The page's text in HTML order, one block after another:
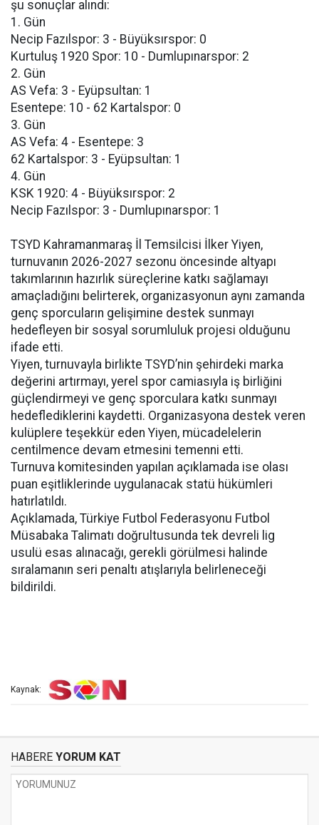
şu sonuçlar alındı:
1. Gün
Necip Fazılspor: 3 - Büyüksırspor: 0
Kurtuluş 1920 Spor: 10 - Dumlupınarspor: 2
2. Gün
AS Vefa: 3 - Eyüpsultan: 1
Esentepe: 10 - 62 Kartalspor: 0
3. Gün
AS Vefa: 4 - Esentepe: 3
62 Kartalspor: 3 - Eyüpsultan: 1
4. Gün
KSK 1920: 4 - Büyüksırspor: 2
Necip Fazılspor: 3 - Dumlupınarspor: 1
TSYD Kahramanmaraş İl Temsilcisi İlker Yiyen,
turnuvanın 2026-2027 sezonu öncesinde altyapı
takımlarının hazırlık süreçlerine katkı sağlamayı
amaçladığını belirterek, organizasyonun aynı zamanda
genç sporcuların gelişimine destek sunmayı
hedefleyen bir sosyal sorumluluk projesi olduğunu
ifade etti.
Yiyen, turnuvayla birlikte TSYD’nin şehirdeki marka
değerini artırmayı, yerel spor camiasıyla iş birliğini
güçlendirmeyi ve genç sporculara katkı sunmayı
hedeflediklerini kaydetti. Organizasyona destek veren
kulüplere teşekkür eden Yiyen, mücadelelerin
centilmence devam etmesini temenni etti.
Turnuva komitesinden yapılan açıklamada ise olası
puan eşitliklerinde uygulanacak statü hükümleri
hatırlatıldı.
Açıklamada, Türkiye Futbol Federasyonu Futbol
Müsabaka Talimatı doğrultusunda tek devreli lig
usulü esas alınacağı, gerekli görülmesi halinde
sıralamanın seri penaltı atışlarıyla belirleneceği
bildirildi.
Kaynak:
HABERE YORUM KAT